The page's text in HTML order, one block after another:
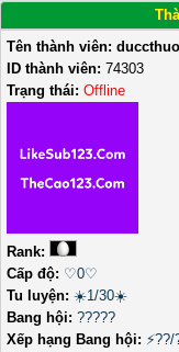
Tên thành viên:
ID thành viên: 74303
Trạng thái: Offline
Rank:
Cấp độ: ♡0♡
Tu luyện: ☀️1/30☀️
Bang hội: ?????
Xếp hạng Bang hội: ⚡??/